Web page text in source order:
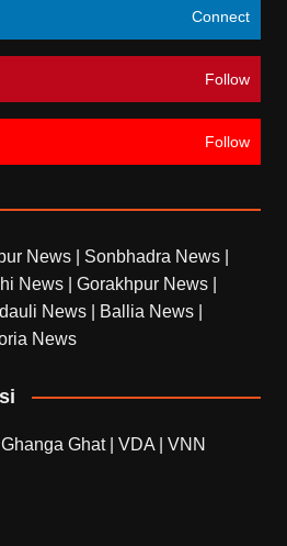
Connect
Follow
Follow
News Sonbhadra News
News Gorakhpur News
News Ballia News
News
Ghanga Ghat| VDA VNN